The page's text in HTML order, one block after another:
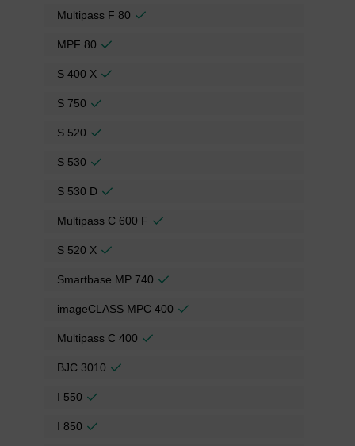
Multipass F 80
MPF 80
S 400 X
S 750
S 520
S 530
S 530 D
Multipass C 600 F
S 520 X
Smartbase MP 740
imageCLASS MPC 400
Multipass C 400
BJC 3010
I 550
I 850